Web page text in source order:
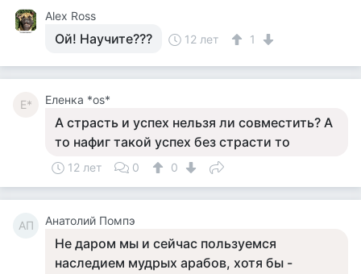
Аlex Ross
Ой! Научите??? 12 лет 1
Е* Еленка *os*
А страсть и успех нельзя ли совместить? А
то нафиг такой успех без страсти то
12 лет 0 0
АП Анатолий Помпэ
Не даром мы и сейчас пользуемся
наследием мудрых арабов, хотя бы -